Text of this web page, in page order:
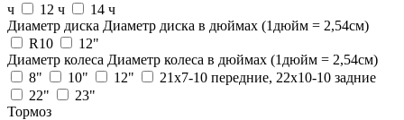
ч
12 ч
14 ч
Диаметр диска Диаметр диска в дюймах (1дюйм = 2,54см)
R10
12"
Диаметр колеса Диаметр колеса в дюймах (1дюйм = 2,54см)
8"
10" 12"
21x7-10 передние, 22x10-10 задние
22"
23"
Тормоз